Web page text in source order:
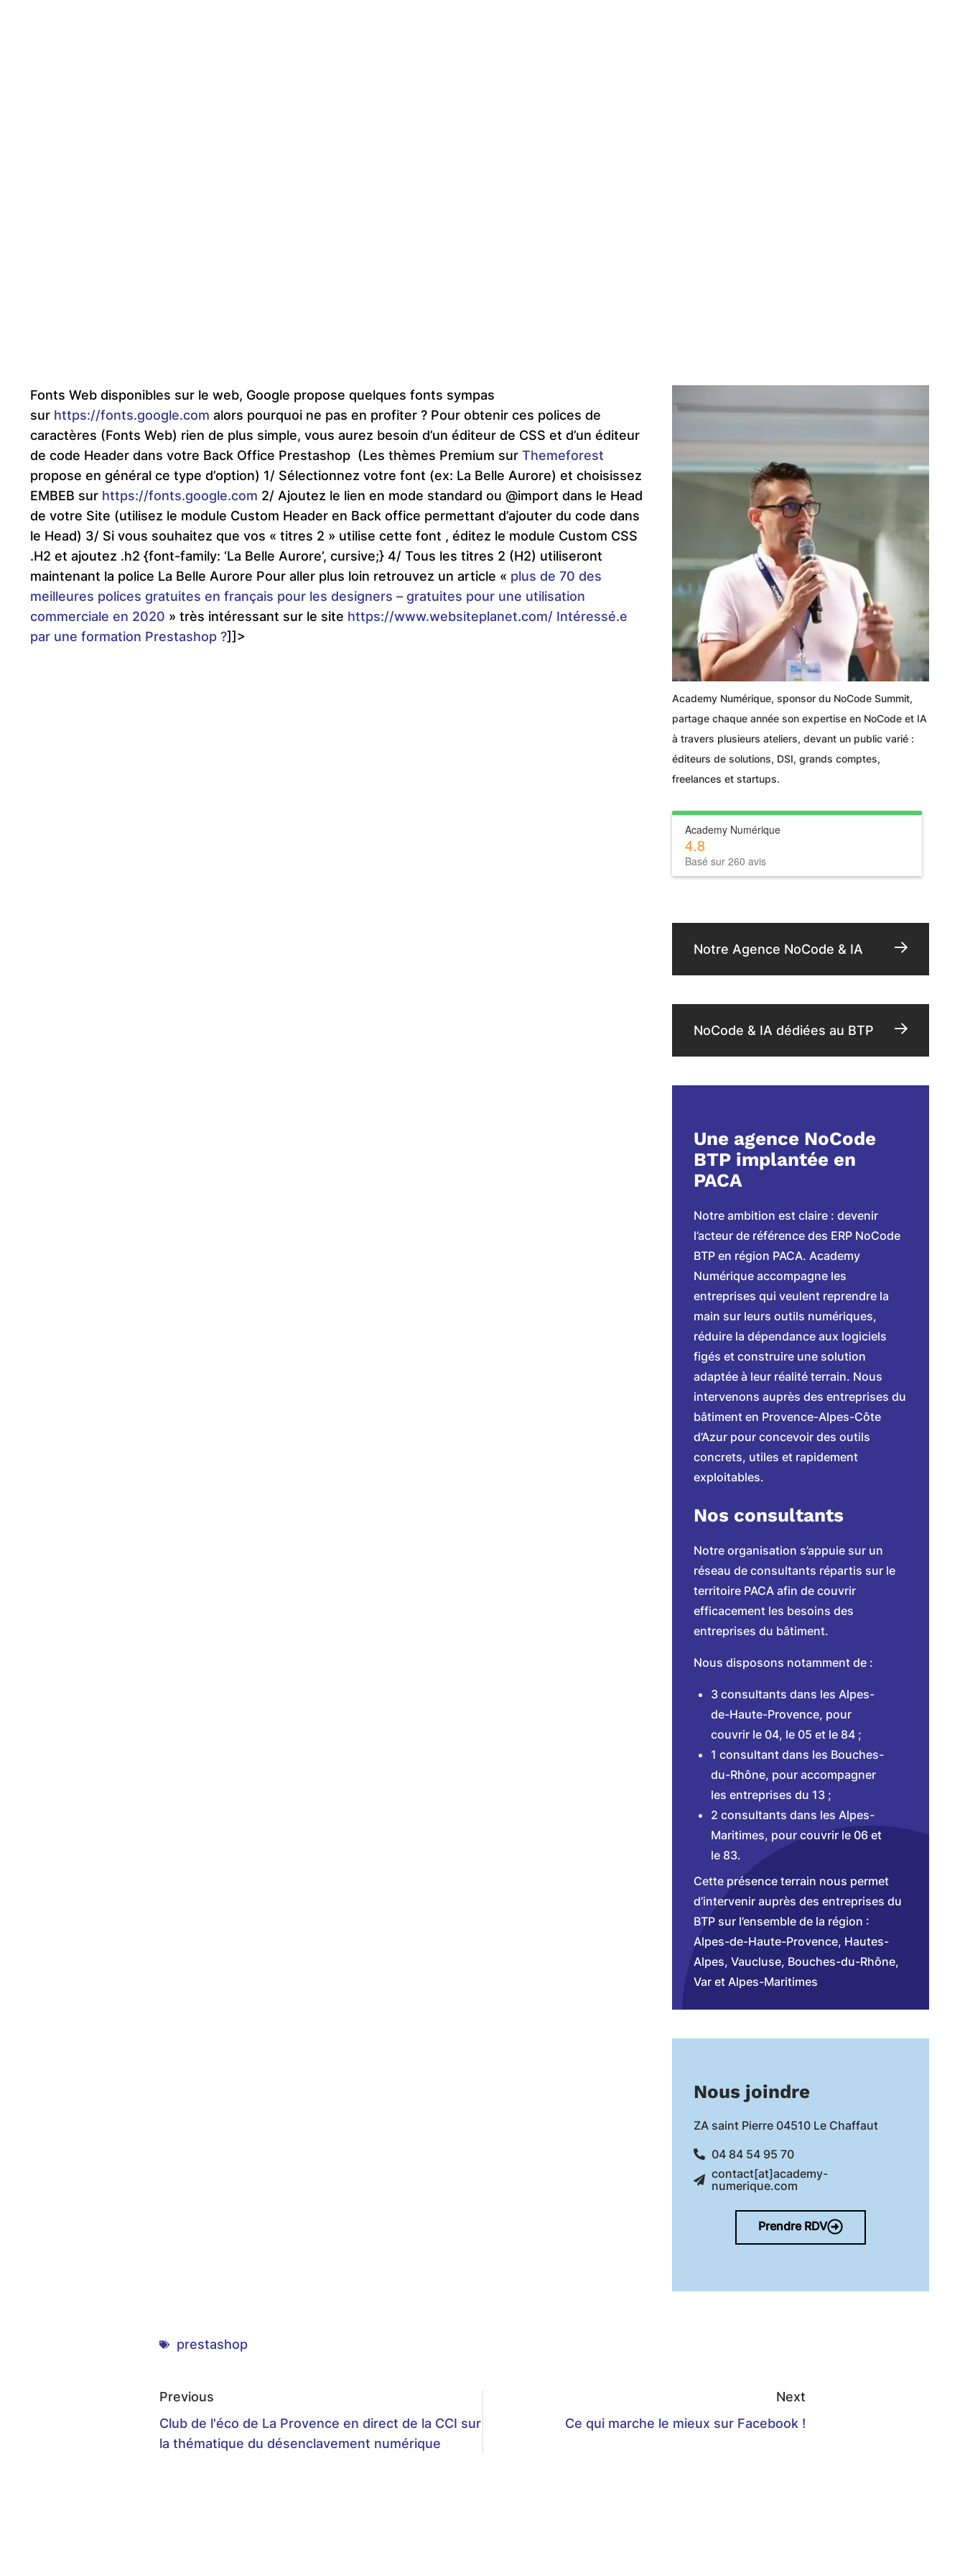
Fonts Web disponibles sur le web, Google propose quelques fonts sympas
sur https://fonts.google.com alors pourquoi ne pas en profiter ? Pour obtenir ces polices de
caractères (Fonts Web) rien de plus simple, vous aurez besoin d’un éditeur de CSS et d’un éditeur
de code Header dans votre Back Office Prestashop (Les thèmes Premium sur Themeforest
propose en général ce type d’option) 1/ Sélectionnez votre font (ex: La Belle Aurore) et choisissez
EMBEB sur https://fonts.google.com 2/ Ajoutez le lien en mode standard ou @import dans le Head
de votre Site (utilisez le module Custom Header en Back office permettant d’ajouter du code dans
le Head) 3/ Si vous souhaitez que vos « titres 2 » utilise cette font , éditez le module Custom CSS
.H2 et ajoutez .h2 {font-family: ‘La Belle Aurore’, cursive;} 4/ Tous les titres 2 (H2) utiliseront
maintenant la police La Belle Aurore Pour aller plus loin retrouvez un article « plus de 70 des
meilleures polices gratuites en français pour les designers – gratuites pour une utilisation
commerciale en 2020 » très intéressant sur le site https://www.websiteplanet.com/ Intéressé.e
par une formation Prestashop ?]]>
Academy Numérique, sponsor du NoCode Summit,
partage chaque année son expertise en NoCode et IA
à travers plusieurs ateliers, devant un public varié :
éditeurs de solutions, DSI, grands comptes,
freelances et startups.
Academy Numérique
4.8
Basé sur 260 avis
Notre Agence NoCode & IA
NoCode & IA dédiées au BTP
Une agence NoCode
BTP implantée en
PACA
Notre ambition est claire : devenir
l’acteur de référence des ERP NoCode
BTP en région PACA. Academy
Numérique accompagne les
entreprises qui veulent reprendre la
main sur leurs outils numériques,
réduire la dépendance aux logiciels
figés et construire une solution
adaptée à leur réalité terrain. Nous
intervenons auprès des entreprises du
bâtiment en Provence-Alpes-Côte
d’Azur pour concevoir des outils
concrets, utiles et rapidement
exploitables.
Nos consultants
Notre organisation s’appuie sur un
réseau de consultants répartis sur le
territoire PACA afin de couvrir
efficacement les besoins des
entreprises du bâtiment.
Nous disposons notamment de :
3 consultants dans les Alpes-
de-Haute-Provence, pour
couvrir le 04, le 05 et le 84 ;
1 consultant dans les Bouches-
du-Rhône, pour accompagner
les entreprises du 13 ;
2 consultants dans les Alpes-
Maritimes, pour couvrir le 06 et
le 83.
Cette présence terrain nous permet
d’intervenir auprès des entreprises du
BTP sur l’ensemble de la région :
Alpes-de-Haute-Provence, Hautes-
Alpes, Vaucluse, Bouches-du-Rhône,
Var et Alpes-Maritimes
Nous joindre
ZA saint Pierre 04510 Le Chaffaut
04 84 54 95 70
contact[at]academy-
numerique.com
Prendre RDV
prestashop
Previous
Club de l'éco de La Provence en direct de la CCI sur
la thématique du désenclavement numérique
Next
Ce qui marche le mieux sur Facebook !